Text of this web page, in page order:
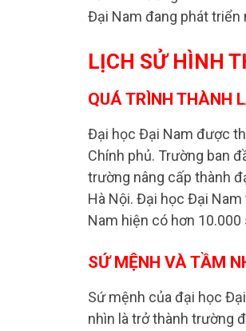
Đại Nam đang phát triển
LỊCH SỬ HÌNH
QUÁ TRÌNH THÀNH
Đại học Đại Nam được
Chính phủ. Trường ban
trường nâng cấp thành
Hà Nội. Đại học Đại
Nam hiện có hơn
SỨ MỆNH VÀ TẦM
Sứ mệnh của đại học
nhìn là trở thành trường